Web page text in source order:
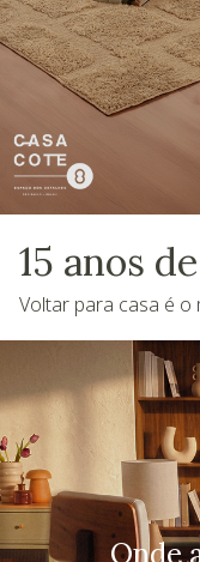
15 anos
Voltar para casa é o
Onde